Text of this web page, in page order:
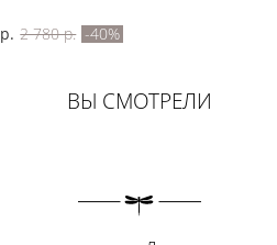
2 780 р. -40%
ВЫ СМОТРЕЛИ